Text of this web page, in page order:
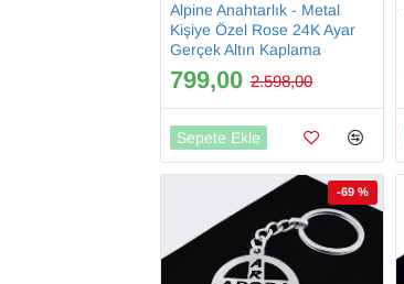
Alpine Anahtarlık - Metal
Kişiye Özel Rose 24K Ayar
Gerçek Altın Kaplama
799,00 2.598,00
Sepete Ekle
-69 %